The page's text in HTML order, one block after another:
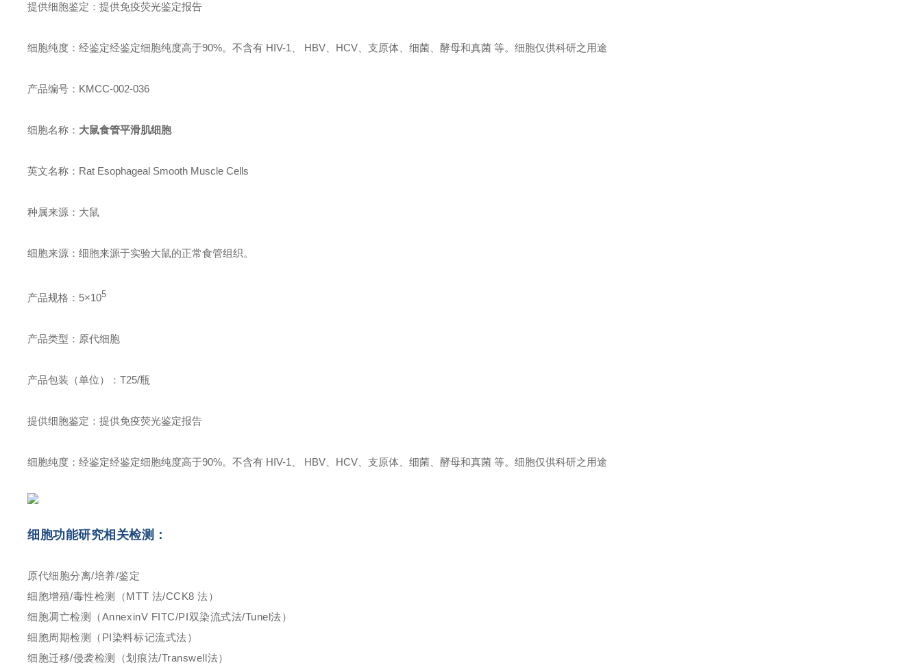
提供细胞鉴定：提供免疫荧光鉴定报告
细胞纯度：经鉴定经鉴定细胞纯度高于90%。不含有 HIV-1、 HBV、HCV、支原体、细菌、酵母和真菌 等。细胞仅供科研之用途
产品编号：KMCC-002-036
细胞名称： 大鼠食管平滑肌细胞
英文名称：Rat Esophageal Smooth Muscle Cells
种属来源：大鼠
细胞来源：细胞来源于实验大鼠的正常食管组织。
产品规格：5×105
产品类型：原代细胞
产品包装（单位）：T25/瓶
提供细胞鉴定：提供免疫荧光鉴定报告
细胞纯度：经鉴定经鉴定细胞纯度高于90%。不含有 HIV-1、 HBV、HCV、支原体、细菌、酵母和真菌 等。细胞仅供科研之用途
细胞功能研究相关检测：
原代细胞分离/培养/鉴定
细胞增殖/毒性检测（MTT 法/CCK8 法）
细胞凋亡检测（AnnexinV FITC/PI双染流式法/Tunel法）
细胞周期检测（PI染料标记流式法）
细胞迁移/侵袭检测（划痕法/Transwell法）